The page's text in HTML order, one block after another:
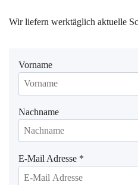
Wir liefern werktäglich aktuelle
Vorname
Nachname
E-Mail Adresse *